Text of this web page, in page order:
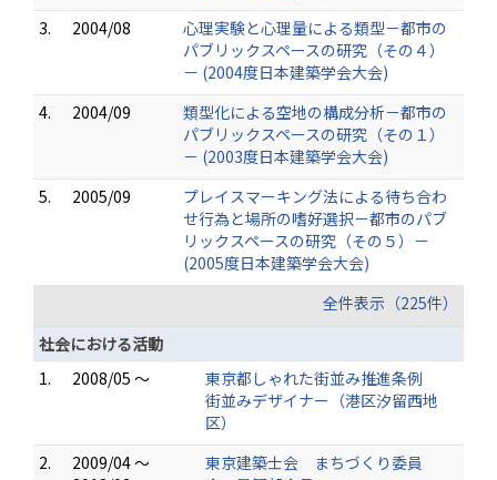
3.
2004/08
心理実験と心理量による類型－都市の
パブリックスペースの研究（その４）
－ (2004度日本建築学会大会)
4.
2004/09
類型化による空地の構成分析－都市の
パブリックスペースの研究（その１）
－ (2003度日本建築学会大会)
5.
2005/09
プレイスマーキング法による待ち合わ
せ行為と場所の嗜好選択－都市のパブ
リックスペースの研究（その５）－
(2005度日本建築学会大会)
全件表示（225件）
社会における活動
1.
2008/05 ～
東京都しゃれた街並み推進条例
街並みデザイナー（港区汐留西地
区）
2.
2009/04 ～
東京建築士会 まちづくり委員